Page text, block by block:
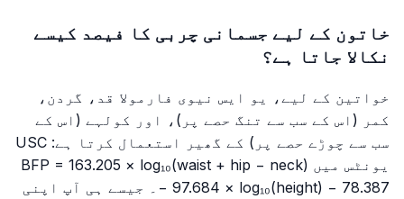
خاتون کے لیے جسمانی چربی کا فیصد کیسے
نکالا جاتا ہے؟
خواتین کے لیے، یو ایس نیوی فارمولا قد، گردن،
کمر (اس کے سب سے تنگ حصے پر)، اور کولہے (اس کے
سب سے چوڑے حصے پر) کے گھیر استعمال کرتا ہے: USC
یونٹس میں BFP = 163.205 × log₁₀(waist + hip − neck)
− 97.684 × log₁₀(height) − 78.387۔ جیسے ہی آپ اپنی